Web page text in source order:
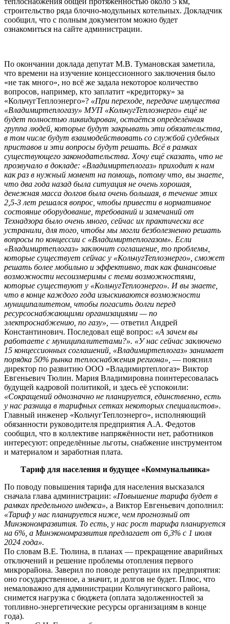
строительство ряда блочно-модульных котельных. Докладчик
сообщил, что с полным документом можно будет
ознакомиться на сайте администрации.
По окончании доклада депутат М.В. Тумановская заметила,
что времени на изучение концессионного заключения было
«не так много», но всё же задала некоторое количество
вопросов, например, кто заплатит «кредиторку» за
«КольчугТеплоэнерго»? «При переходе, передаче имущества
«Владимиртеплогазу» МУП «КольчугТеплоэнерго» ещё не
будет полностью ликвидирован, остаётся определённая
группа людей, которые будут закрывать эти обязательства,
в том числе будут взаимодействовать со службой судебных
приставов и эти вопросы будут решать. Всё в рамках
существующего законодательства. Хочу ещё сказать, что не
прозвучало в докладе: «Владимиртеплогаз» приходит к нам
как раз в нужный момент на помощь, потому что, вы знаете,
что два года назад была ситуация не очень хорошая,
денежная масса долгов была очень большая, в течение этих
2,5-3 лет решался вопрос, чтобы привести в нормативное
состояние оборудование, требований и замечаний от
Технадзора было очень много, сейчас их практически все
устранили, для того, чтобы мы могли безболезненно решать
вопросы по концессии с «Владимиртеплогазом». Если
«Владимиртеплогаз» заключит соглашение, то проблемы,
которые существует сейчас у «КольчугТеплоэнерго», сможет
решать более мобильно и эффективно, так как финансовые
возможности несоизмеримы с теми возможностями,
которые существуют у «КольчугТеплоэнерго». И вы знаете,
что в конце каждого года изыскиваются возможности
муниципалитетом, чтобы погасить долги перед
ресурсоснабжающими организациями — по
электроснабжению, по газу», — ответил Андрей
Константинович. Последовал ещё вопрос: «А зачем вы
работаете с муниципалитетами?». «У нас сейчас заключено
15 концессионных соглашений, «Владимиртеплогаз» занимает
порядка 50% рынка теплоснабжения региона», — пояснил
директор по развитию ООО «Владимиртеплогаз» Виктор
Евгеньевич Тюлин. Мария Владимировна поинтересовалась
будущей кадровой политикой, и здесь её успокоили:
«Сокращений однозначно не планируется, единственно, есть
у нас разница в тарифных сетках некоторых специалистов».
Главный инженер «КольчугТеплоэнерго», исполняющий
обязанности руководителя предприятия А.А. Федотов
сообщил, что в коллективе напряжённости нет, работников
интересуют: определённые льготы, снабжение инструментом
и материалом и заработная плата.
Тариф для населения и будущее «Коммунальника»
По поводу повышения тарифа для населения высказался
сначала глава администрации: «Повышение тарифа будет в
рамках предельного индекса», а Виктор Евгеньевич дополнил:
«Тариф у нас планируется ниже, чем прогнозный от
Минэкономразвития. То есть, у нас рост тарифа планируется
на 6%, а Минэкономразвития предлагает от 6,3% с 1 июля
2024 года».
По словам В.Е. Тюлина, в планах — прекращение аварийных
отключений и решение проблемы отопления первого
микрорайона. Заверил по поводe репутации их предприятия:
оно государственное, а значит, и долгов не будет. Плюс, что
немаловажно для администрации Кольчугинского района,
снимется нагрузка с бюджета (оплата задолженностей за
топливно-энергетические ресурсы организациям в конце
года).